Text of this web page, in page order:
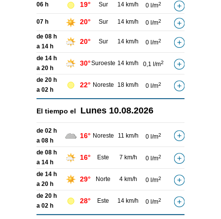
06 h 19° Sur 14 km/h 0 l/m2
07 h 20° Sur 14 km/h 0 l/m2
de 08 h
a 14 h
20° Sur 14 km/h 0 l/m2
de 14 h
a 20 h
30°Suroeste 14 km/h 0,1 l/m2
de 20 h
a 02 h
22° Noreste 18 km/h 0 l/m2
El tiempo el Lunes 10.08.2026
de 02 h
a 08 h
16° Noreste 11 km/h 0 l/m2
de 08 h
a 14 h
16° Este 7 km/h 0 l/m2
de 14 h
a 20 h
29° Norte 4 km/h 0 l/m2
de 20 h
a 02 h
28° Este 14 km/h 0 l/m2